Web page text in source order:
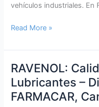
vehículos industriales. En
Lubricantes
Calidad,
Innovación
y
Rendimiento
para
Read More »
RAVENOL:
Lubricantes –
FARMACAR,